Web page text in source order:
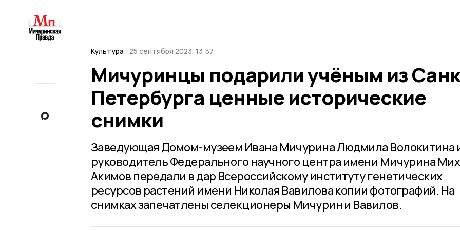
Культура 25 сентября 2023, 13:57
Мичуринцы подарили учёным из
Петербурга ценные исторические
снимки
Заведующая Домом-музеем Ивана Мичурина Людмила Волокитина
руководитель Федерального научного центра имени Мичурина
Акимов передали в дар Всероссийскому институту генетических
ресурсов растений имени Николая Вавилова копии фотографий. На
снимках запечатлены селекционеры Мичурин и Вавилов.